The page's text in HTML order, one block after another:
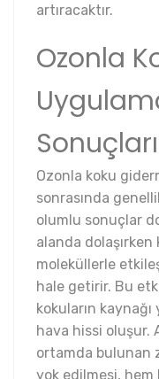
artıracaktır.
Ozonla
Sonuçları
Ozonla koku
sonrasında
olumlu sonuçlar
alanda
moleküllerle
hale getirir. Bu
kokuların
hava hissi oluşur.
ortamda bulunan
yok edilmesi,